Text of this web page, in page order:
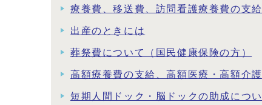
療養費、移送費、訪問看護療養費の支
出産のときには
葬祭費について（国民健康保険の方）
高額療養費の支給、高額医療・高額介
短期人間ドック・脳ドックの助成につ